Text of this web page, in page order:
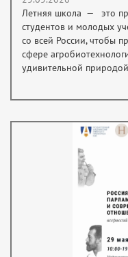
Летняя школа — это
студентов и молодых
со всей России, чтобы
сфере
удивительной